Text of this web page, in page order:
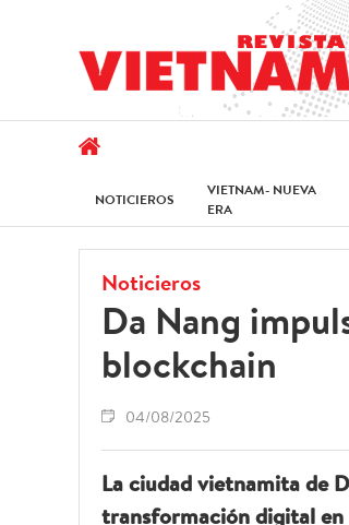
NOTICIEROS
VIETNAM- NUEVA
ERA
Noticieros
Da Nang
blockchain
04/08/2025
La ciudad vietnamita de
transformación digital